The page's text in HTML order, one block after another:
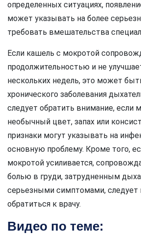
определенных ситуациях,
может указывать на более
требовать вмешательства
Если кашель с мокротой
продолжительностью и не
нескольких недель, это может
хронического заболевания
следует обратить внимание, если
необычный цвет, запах или
признаки могут указывать на
основную проблему. Кроме того,
мокротой усиливается,
болью в груди, затрудненным
серьезными симптомами, следует
обратиться к врачу.
Видео по теме: